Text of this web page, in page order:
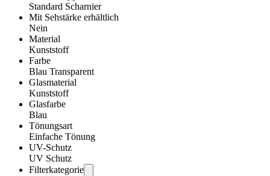
Standard Scharnier
Mit Sehstärke erhältlich
Nein
Material
Kunststoff
Farbe
Blau Transparent
Glasmaterial
Kunststoff
Glasfarbe
Blau
Tönungsart
Einfache Tönung
UV-Schutz
UV Schutz
Filterkategorie